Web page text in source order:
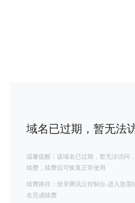
域名已过期，暂无法
温馨提醒：该域名已过期，暂无法访问
续费，续费后可恢复正常使用
续费路径：登录腾讯云控制台-进入急需
名完成续费